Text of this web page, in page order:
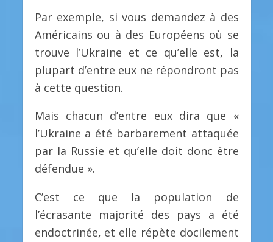
Par exemple, si vous demandez à des
Américains ou à des Européens où se
trouve l’Ukraine et ce qu’elle est, la
plupart d’entre eux ne répondront pas
à cette question.
Mais chacun d’entre eux dira que «
l’Ukraine a été barbarement attaquée
par la Russie et qu’elle doit donc être
défendue ».
C’est ce que la population de
l’écrasante majorité des pays a été
endoctrinée, et elle répète docilement